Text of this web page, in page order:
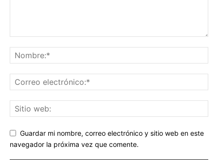
Guardar mi nombre, correo electrónico y sitio web en este
navegador la próxima vez que comente.